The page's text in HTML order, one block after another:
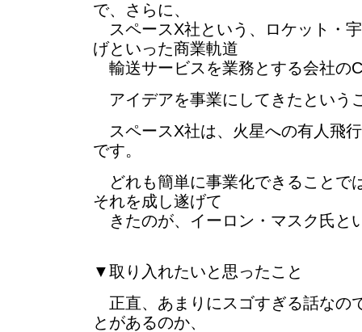
で、さらに、
スペースX社という、ロケット・
げといった商業軌道
輸送サービスを業務とする会社の
アイデアを事業にしてきたという
スペースX社は、火星への有人飛
です。
どれも簡単に事業化できることで
それを成し遂げて
きたのが、イーロン・マスク氏と
▼取り入れたいと思ったこと
正直、あまりにスゴすぎる話なの
とがあるのか、